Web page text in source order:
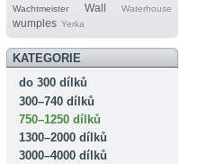
Wachtmeister
Wall Waterhouse
wumples Yerka
KATEGORIE
do 300 dílků
300–740 dílků
750–1250 dílků
1300–2000 dílků
3000–4000 dílků